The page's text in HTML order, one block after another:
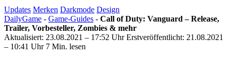
Updates Merken Darkmode Design
DailyGame - Game-Guides - Call of Duty: Vanguard – Release,
Trailer, Vorbesteller, Zombies & mehr
Aktualisiert: 23.08.2021 – 17:52 Uhr Erstveröffentlicht: 21.08.2021
– 10:41 Uhr 7 Min. lesen